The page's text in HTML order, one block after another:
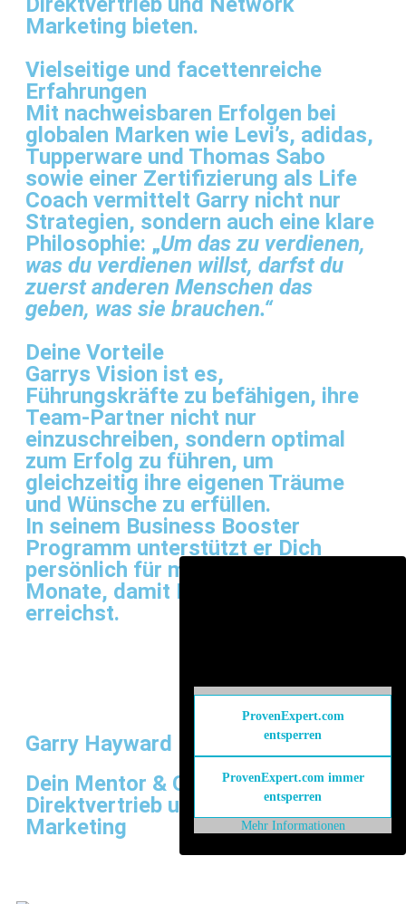
Marketing bieten.
Vielseitige und facettenreiche
Erfahrungen
Mit nachweisbaren Erfolgen bei
globalen Marken wie Levi’s, adidas,
Tupperware und Thomas Sabo
sowie einer Zertifizierung als Life
Coach vermittelt Garry nicht nur
Strategien, sondern auch eine klare
Philosophie: „Um das zu verdienen,
was du verdienen willst, darfst du
zuerst anderen Menschen das
geben, was sie brauchen.“
Deine Vorteile
Garrys Vision ist es,
Führungskräfte zu befähigen, ihre
Team-Partner nicht nur
einzuschreiben, sondern optimal
zum Erfolg zu führen, um
gleichzeitig ihre eigenen Träume
und Wünsche zu erfüllen.
In seinem Business Booster
Programm unterstützt er Dich
persönlich für mindestens 6
Monate, damit Du genau dieses Ziel
erreichst.
Garry Hayward
Dein Mentor & Coach im
Direktvertrieb und Network
Marketing
ProvenExpert.com
entsperren
ProvenExpert.com immer
entsperren
Mehr Informationen